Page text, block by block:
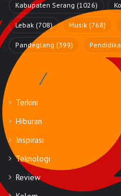
Kabupaten Serang (1026)
Lebak (708) Musik (768)
Pandeglang (399)
Rubrik
Terkini
Hiburan
Inspirasi
Teknologi
Review